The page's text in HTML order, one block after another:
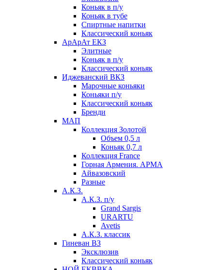
Коньяк в п/у
Коньяк в тубе
Спиртные напитки
Классический коньяк
АрАрАт ЕКЗ
Элитные
Коньяк в п/у
Классический коньяк
Иджеванский ВКЗ
Марочные коньяки
Коньяки п/у
Классический коньяк
Бренди
МАП
Коллекция Золотой
Объем 0,5 л
Коньяк 0,7 л
Коллекция France
Горная Армения. АРМА
Айвазовский
Разные
А.К.З.
А.К.З. п/у
Grand Sargis
URARTU
Avetis
А.К.З. классик
Гиневан ВЗ
Эксклюзив
Классический коньяк